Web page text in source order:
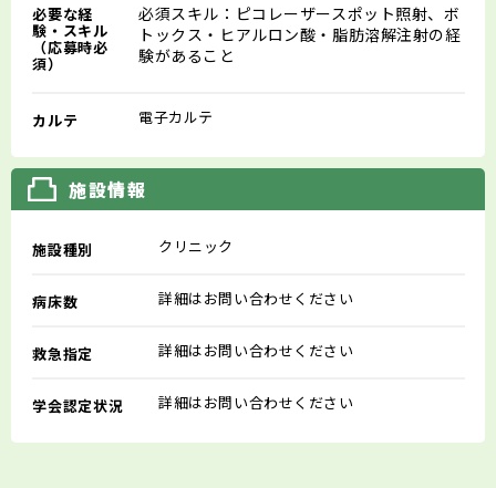
必要な経
験・スキル
（応募時必
須）
必須スキル：ピコレーザースポット照射、ボ
トックス・ヒアルロン酸・脂肪溶解注射の経
験があること
カルテ 電子カルテ
施設情報
施設種別 クリニック
病床数 詳細はお問い合わせください
救急指定 詳細はお問い合わせください
学会認定状況 詳細はお問い合わせください